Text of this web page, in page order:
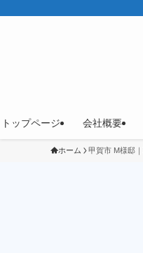
トップページ 会社概要
ホーム 甲賀市 M様邸